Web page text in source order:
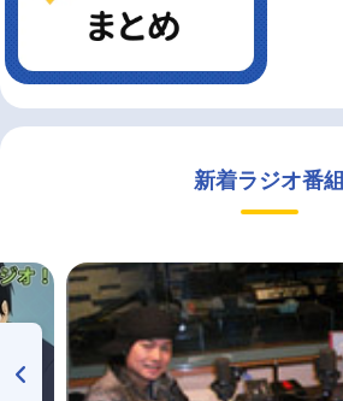
新着ラジオ番組